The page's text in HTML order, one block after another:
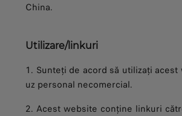
China.
Utilizare/linkuri
1. Sunteți de acord să utilizați
uz personal necomercial.
2. Acest website conține linkuri